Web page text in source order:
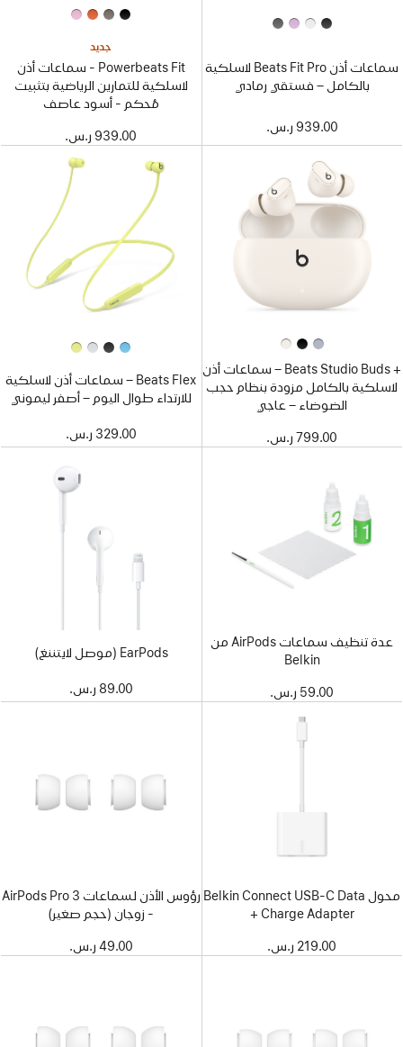
سماعات أذن Beats Fit Pro لاسلكية
بالكامل – فستقي رمادي
939.00 ر.س.‏
جديد
Powerbeats Fit - سماعات أذن
لاسلكية للتمارين الرياضية بتثبيت
مُحكم - أسود عاصف
939.00 ر.س.‏
+ Beats Studio Buds – سماعات أذن
لاسلكية بالكامل مزودة بنظام حجب
الضوضاء – عاجي
799.00 ر.س.‏
Beats Flex – سماعات أذن لاسلكية
للارتداء طوال اليوم – أصفر ليموني
329.00 ر.س.‏
عدة تنظيف سماعات AirPods من
Belkin
59.00 ر.س.‏
EarPods (موصل لايتننغ)
89.00 ر.س.‏
محول Belkin Connect USB-C Data
+ Charge Adapter
219.00 ر.س.‏
رؤوس الأذن لسماعات AirPods Pro 3
- زوجان (حجم صغير)
49.00 ر.س.‏